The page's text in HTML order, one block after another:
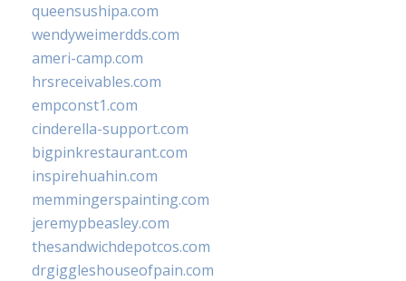
queensushipa.com
wendyweimerdds.com
ameri-camp.com
hrsreceivables.com
empconst1.com
cinderella-support.com
bigpinkrestaurant.com
inspirehuahin.com
memmingerspainting.com
jeremypbeasley.com
thesandwichdepotcos.com
drgiggleshouseofpain.com